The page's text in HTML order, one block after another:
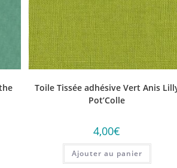
Toile Tissée adhésive Vert Anis
Pot’Colle
4,00€
Ajouter au panier